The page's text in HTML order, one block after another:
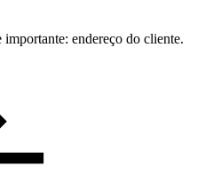
endereço do cliente.